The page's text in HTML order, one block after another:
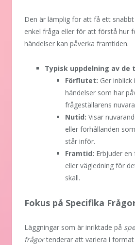
Den är lämplig för att få ett snabbt
enkel fråga eller för att förstå hur
händelser kan påverka framtiden.
Typisk uppdelning av de
Förflutet: Ger inblick
händelser som har
frågeställarens
Nutid: Visar
eller förhållanden
står inför.
Framtid: Erbjuder
eller vägledning för
skall.
Fokus på Specifika
Läggningar som är inriktade på
frågortenderar att variera i format